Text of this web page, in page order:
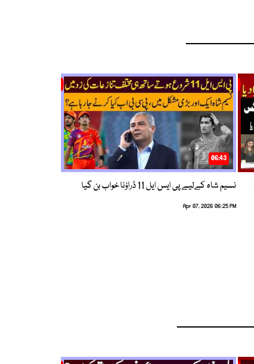
06:43
نسیم شاہ کےلیے پی ایس ایل 11 ڈراؤنا خواب بن گیا
Apr 07, 2026 06:25 PM